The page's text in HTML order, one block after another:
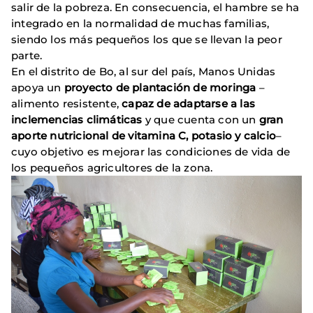
salir de la pobreza. En consecuencia, el hambre se ha
integrado en la normalidad de muchas familias,
siendo los más pequeños los que se llevan la peor
parte.
En el distrito de Bo, al sur del país, Manos Unidas
apoya un proyecto de plantación de moringa –
alimento resistente,capaz de adaptarse a las
inclemencias climáticas y que cuenta con un gran
aporte nutricional de vitamina C, potasio y calcio–
cuyo objetivo es mejorar las condiciones de vida de
los pequeños agricultores de la zona.